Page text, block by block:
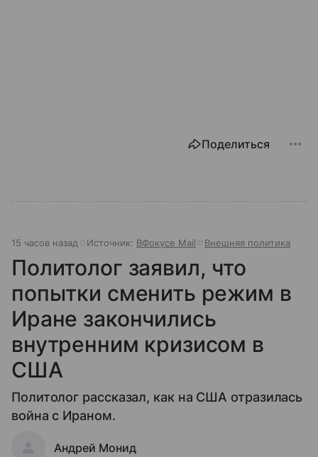
Поделиться
15 часов назад Источник: ВФокусе Mail Внешняя политика
Политолог заявил, что
попытки сменить режим в
Иране закончились
внутренним кризисом в
США
Политолог рассказал, как на США отразилась
война с Ираном.
Андрей Монид